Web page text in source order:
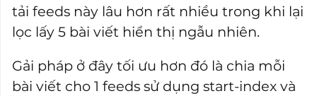
tải feeds này lâu hơn rất nhiều trong khi lại
lọc lấy 5 bài viết hiển thị ngẫu nhiên.
Gải pháp ở đây tối ưu hơn đó là chia mỗi
bài viết cho 1 feeds sử dụng start-index và